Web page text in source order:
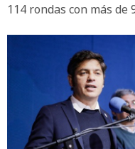
114 rondas con más de